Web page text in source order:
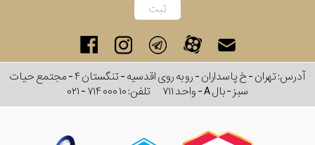
آدرس: تهران - خ پاسداران - رو به روی اقدسیه - تنگستان ۴ - مجتمع حیات
سبز - بال A - واحد ۷۱۱
تلفن:۰۲۱ - ۷۱۴ ۰۰۰ ۱۰